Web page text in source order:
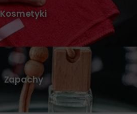
Kosmetyki
Zapachy